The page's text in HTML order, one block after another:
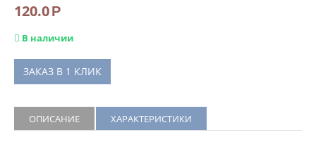
120.0Р
В наличии
ЗАКАЗ В 1 КЛИК
ОПИСАНИЕ ХАРАКТЕРИСТИКИ